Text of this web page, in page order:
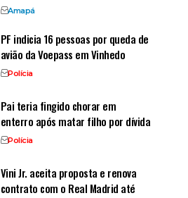
Amapá
PF indicia 16 pessoas por queda de
avião da Voepass em Vinhedo
Polícia
Pai teria fingido chorar em
enterro após matar filho por dívida
Polícia
Vini Jr. aceita proposta e renova
contrato com o Real Madrid até